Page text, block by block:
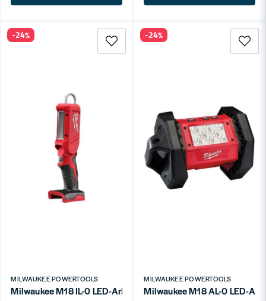
MILWAUKEE POWERTOOLS
Milwaukee M18 IL-0 LED-Arbetsbelysning 18V (Naken)
-24%
MILWAUKEE POWERTOOLS
Milwaukee M18 AL-0 LED-
-24%